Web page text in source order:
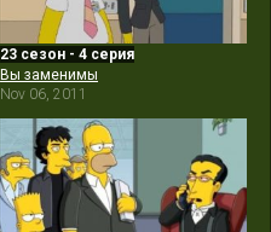
23 сезон - 4 серия
Вы заменимы
Nov 06, 2011